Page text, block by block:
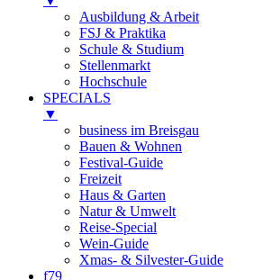
Ausbildung & Arbeit
FSJ & Praktika
Schule & Studium
Stellenmarkt
Hochschule
SPECIALS
▼
business im Breisgau
Bauen & Wohnen
Festival-Guide
Freizeit
Haus & Garten
Natur & Umwelt
Reise-Special
Wein-Guide
Xmas- & Silvester-Guide
f79